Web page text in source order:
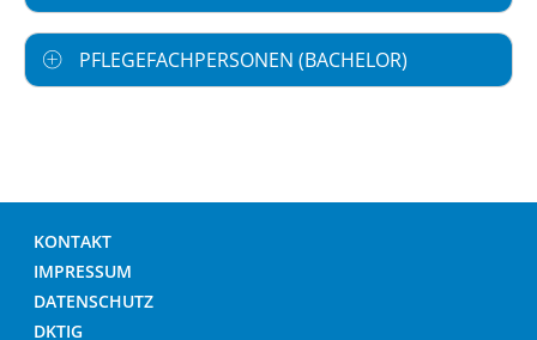
PFLEGEFACHPERSONEN (BACHELOR)
KONTAKT
IMPRESSUM
DATENSCHUTZ
DKTIG